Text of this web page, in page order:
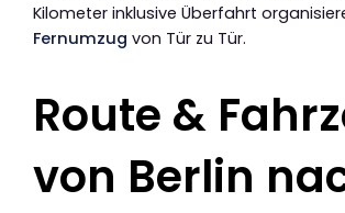
Kilometer inklusive Überfahrt
Fernumzug von Tür zu Tür.
Route &
von Berlin